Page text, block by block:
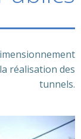
réalisation des
tunnels.